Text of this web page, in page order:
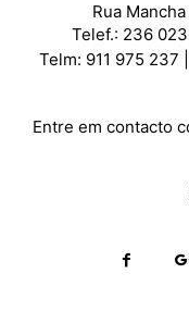
Rua
Telef.: 236
Telm: 911 975 237
Entre em contacto